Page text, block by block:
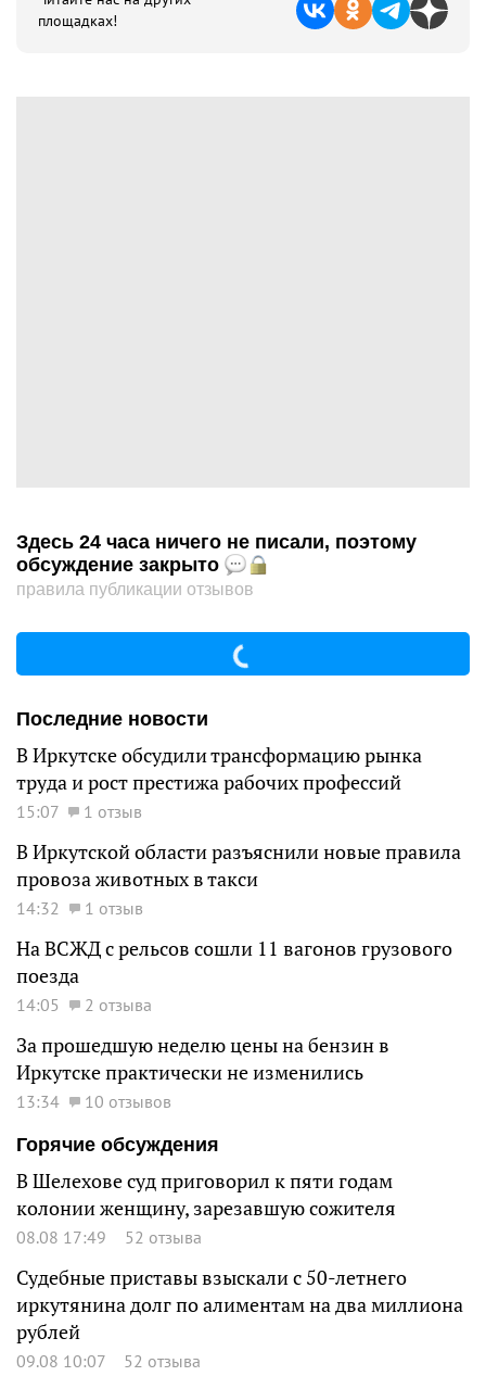
площадках!
Здесь 24 часа ничего не писали, поэтому
обсуждение закрыто
правила публикации отзывов
Последние новости
В Иркутске обсудили трансформацию рынка
труда и рост престижа рабочих профессий
15:07 1 отзыв
В Иркутской области разъяснили новые правила
провоза животных в такси
14:32 1 отзыв
На ВСЖД с рельсов сошли 11 вагонов грузового
поезда
14:05 2 отзыва
За прошедшую неделю цены на бензин в
Иркутске практически не изменились
13:34
10 отзывов
Горячие обсуждения
В Шелехове суд приговорил к пяти годам
колонии женщину, зарезавшую сожителя
08.08 17:49 52 отзыва
Судебные приставы взыскали с 50-летнего
иркутянина долг по алиментам на два миллиона
рублей
09.08 10:07 52 отзыва